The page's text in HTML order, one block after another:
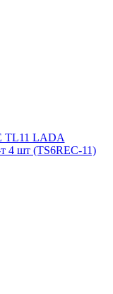
TL11 LADA
4 шт (TS6REC-11)